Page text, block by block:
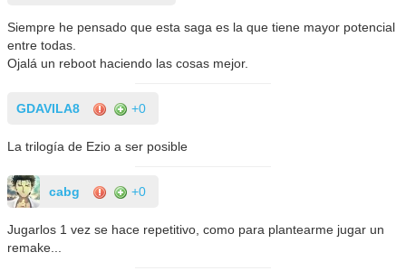
Siempre he pensado que esta saga es la que tiene mayor potencial
entre todas.
Ojalá un reboot haciendo las cosas mejor.
GDAVILA8 +0
La trilogía de Ezio a ser posible
cabg +0
Jugarlos 1 vez se hace repetitivo, como para plantearme jugar un
remake...